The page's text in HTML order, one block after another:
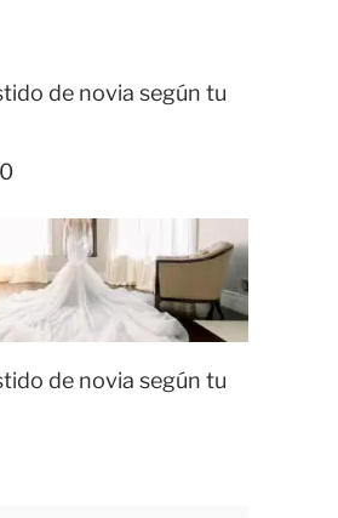
de novia según tu
0
de novia según tu